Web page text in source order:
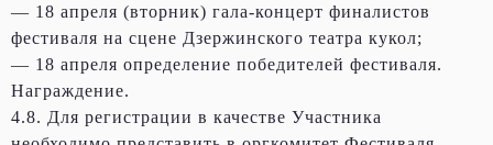
— 18 апреля (вторник) гала-концерт финалистов
фестиваля на сцене Дзержинского театра кукол;
— 18 апреля определение победителей фестиваля.
Награждение.
4.8. Для регистрации в качестве Участника